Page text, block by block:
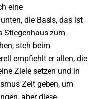
eine
die Basis, das ist
Stiegenhaus zum
steh beim
empfiehlt er allen, die
Ziele setzen und in
Zeit geben, um
aber diese